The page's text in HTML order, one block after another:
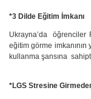
*3 Dilde Eğitim İmkanı
Ukrayna’da öğrenciler
eğitim görme
kullanma şansına
*LGS Stresine